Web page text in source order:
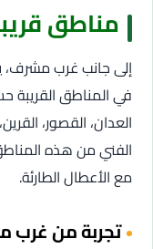
مناطق
إلى جانب غرب مشرف،
في المناطق القريبة
العدان، القصور،
الفني من هذه
مع الأعطال الطارئة.
تجربة من